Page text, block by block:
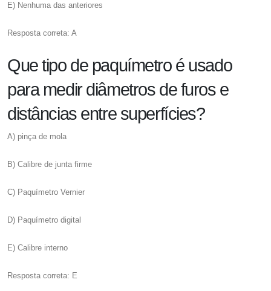
E) Nenhuma das anteriores
Resposta correta: A
Que tipo de paquímetro é usado
para medir diâmetros de furos e
distâncias entre superfícies?
A) pinça de mola
B) Calibre de junta firme
C) Paquímetro Vernier
D) Paquímetro digital
E) Calibre interno
Resposta correta: E